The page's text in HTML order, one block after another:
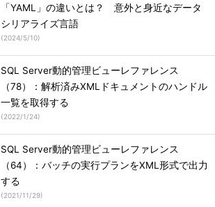
「YAML」の違いとは？ 意外と身近なデータ
シリアライズ言語
(2024/5/10)
SQL Server動的管理ビューレファレンス
（78）：解析済みXMLドキュメントのハンドル
一覧を取得する
(2022/1/24)
SQL Server動的管理ビューレファレンス
（64）：バッチの実行プランをXML形式で出力
する
(2021/11/29)